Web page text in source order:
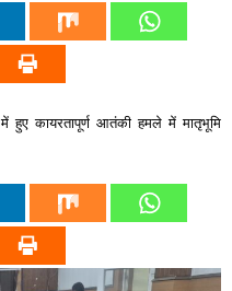
कायरतापूर्ण आतंकी हमले में मातृभूमि